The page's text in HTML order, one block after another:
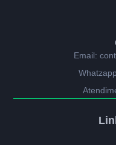
Email: